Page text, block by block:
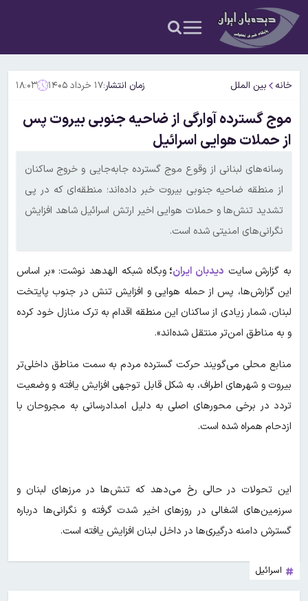
خانه بین الملل زمان انتشار:۱۷ خرداد ۱۴۰۵ ۱۸:۰۳
موج گسترده آوارگی از ضاحیه جنوبی بیروت پس
از حملات هوایی اسرائیل
رسانه‌های لبنانی از وقوع موج گسترده جابه‌جایی و خروج ساکنان
از منطقه ضاحیه جنوبی بیروت خبر داده‌اند؛ منطقه‌ای که در پی
تشدید تنش‌ها و حملات هوایی اخیر ارتش اسرائیل شاهد افزایش
نگرانی‌های امنیتی شده است.
به گزارش سایت دیدبان ایران؛وبگاه شبکه الهدهد نوشت: «بر اساس
این گزارش‌ها، پس از حمله هوایی و افزایش تنش در جنوب پایتخت
لبنان، شمار زیادی از ساکنان این منطقه اقدام به ترک منازل خود کرده
و به مناطق امن‌تر منتقل شده‌اند».
منابع محلی می‌گویند حرکت گسترده مردم به سمت مناطق داخلی‌تر
بیروت و شهرهای اطراف، به شکل قابل توجهی افزایش یافته و وضعیت
تردد در برخی محورهای اصلی به دلیل امدادرسانی به مجروحان با
ازدحام همراه شده است.
این تحولات در حالی رخ می‌دهد که تنش‌ها در مرزهای لبنان و
سرزمین‌های اشغالی در روزهای اخیر شدت گرفته و نگرانی‌ها درباره
گسترش دامنه درگیری‌ها در داخل لبنان افزایش یافته است.
اسرائیل